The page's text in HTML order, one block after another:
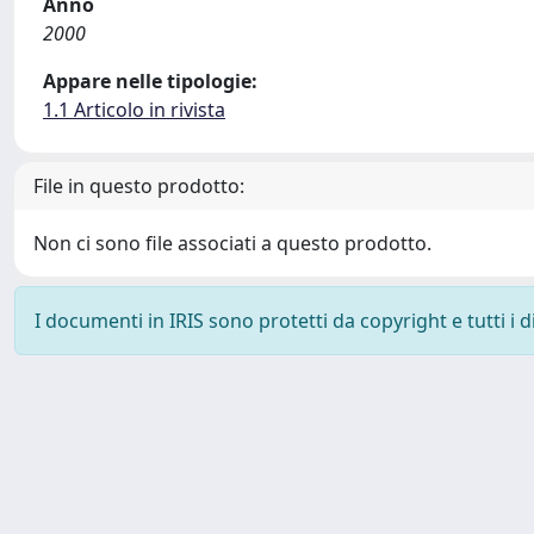
2000
Appare nelle tipologie:
1.1 Articolo in rivista
File in questo prodotto:
Non ci sono file associati a questo prodotto.
I documenti in IRIS sono protetti da copyright e tutti i